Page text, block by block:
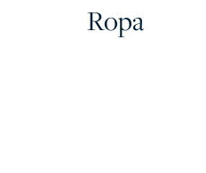
Ropa